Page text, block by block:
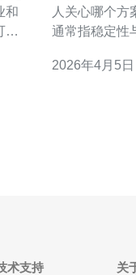
和
靠
人关心哪个方
通常指稳定性
的CPU/内存
2026年4月5日
术支持 关